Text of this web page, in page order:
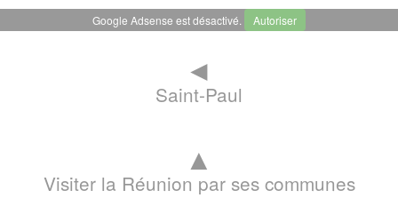
Google Adsense est désactivé. Autoriser
◄
Saint-Paul
▲
Visiter la Réunion par ses communes